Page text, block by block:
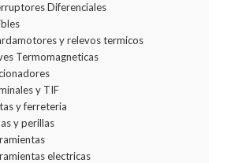
Diferenciales
y relevos termicos
Termomagneticas
y TIF
y ferreteria
y perillas
electricas